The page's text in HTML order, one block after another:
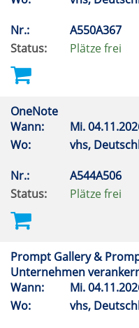
Nr.:
A550A367
Status:
Plätze frei
OneNote
Wann:
Mi.
Wo:
vhs,
Nr.:
A544A506
Status:
Plätze frei
Prompt Gallery &
Unternehmen
Wann:
Mi.
Wo:
vhs,